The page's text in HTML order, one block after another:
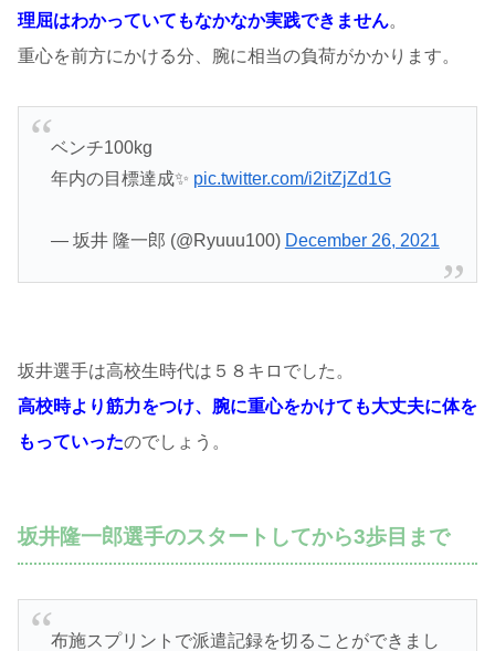
理屈はわかっていてもなかなか実践できません。
重心を前方にかける分、腕に相当の負荷がかかります。
ベンチ100kg
年内の目標達成✨ pic.twitter.com/i2itZjZd1G
— 坂井 隆一郎 (@Ryuuu100) December 26, 2021
坂井選手は高校生時代は５８キロでした。
高校時より筋力をつけ、腕に重心をかけても大丈夫に体を
もっていったのでしょう。
坂井隆一郎選手のスタートしてから3歩目まで
布施スプリントで派遣記録を切ることができまし